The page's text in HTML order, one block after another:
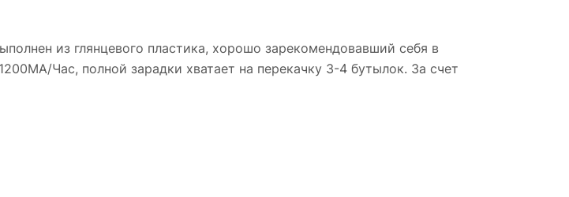
из глянцевого пластика, хорошо зарекомендовавший себя в
Час, полной зарадки хватает на перекачку 3-4 бутылок. За счет